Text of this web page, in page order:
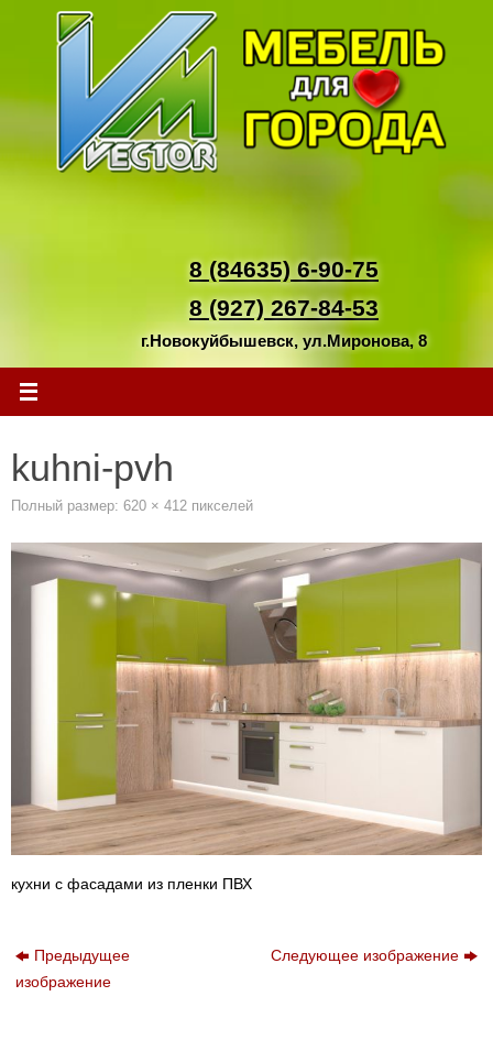
Перейти
8 (84635) 6-90-75
8 (927) 267-84-53
г.Новокуйбышевск, ул.Миронова, 8
kuhni-pvh
Полный размер: 620 × 412 пикселей
кухни с фасадами из пленки ПВХ
Предыдущее
изображение
Следующее изображение